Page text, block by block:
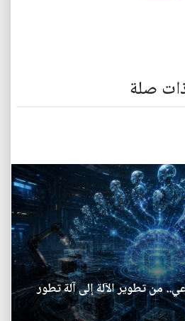
صلة
من تطوير الآلة إلى آلة تطور